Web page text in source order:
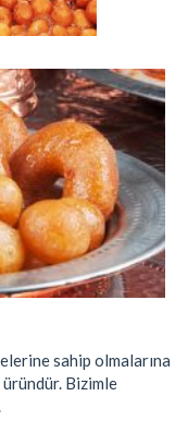
sahip olmalarına
Bizimle